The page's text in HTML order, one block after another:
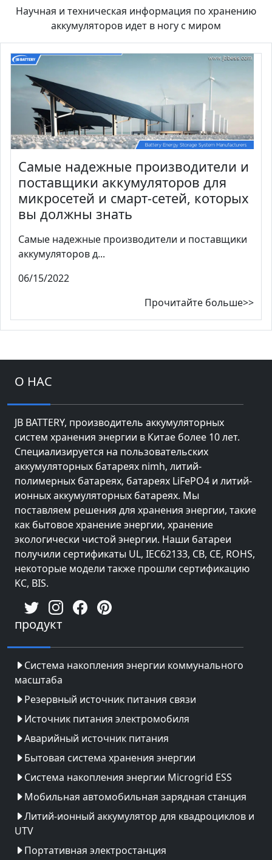
Научная и техническая информация по хранению
аккумуляторов идет в ногу с миром
Самые надежные производители и
поставщики аккумуляторов для
микросетей и смарт-сетей, которых
вы должны знать
Самые надежные производители и поставщики
аккумуляторов д...
06/15/2022
Прочитайте больше>>
О НАС
JB BATTERY, производитель аккумуляторных
систем хранения энергии в Китае более 10 лет.
Специализируется на пользовательских
аккумуляторных батареях nimh, литий-
полимерных батареях, батареях LiFePO4 и литий-
ионных аккумуляторных батареях. Мы
поставляем решения для хранения энергии, такие
как бытовое хранение энергии, хранение
экологически чистой энергии. Наши батареи
получили сертификаты UL, IEC62133, CB, CE, ROHS,
некоторые модели также прошли сертификацию
KC, BIS.
продукт
Система накопления энергии коммунального
масштаба
Резервный источник питания связи
Источник питания электромобиля
Аварийный источник питания
Бытовая система хранения энергии
Система накопления энергии Microgrid ESS
Мобильная автомобильная зарядная станция
Литий-ионный аккумулятор для квадроциклов и
UTV
Портативная электростанция